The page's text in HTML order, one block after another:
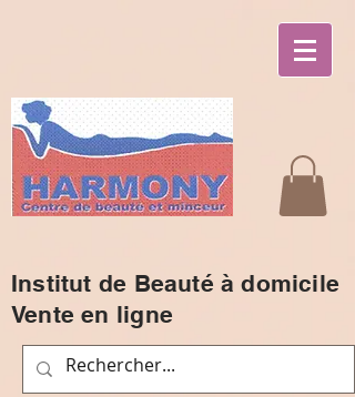
Institut de Beauté à domicile
Vente en ligne